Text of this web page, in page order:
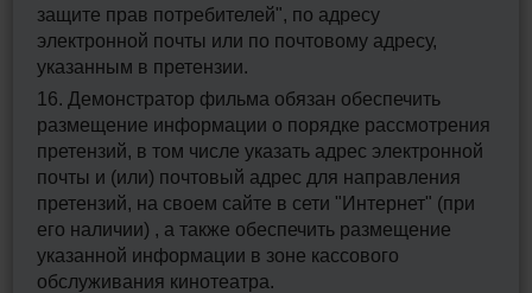
защите прав потребителей", по адресу
электронной почты или по почтовому адресу,
указанным в претензии.
16. Демонстратор фильма обязан обеспечить
размещение информации о порядке рассмотрения
претензий, в том числе указать адрес электронной
почты и (или) почтовый адрес для направления
претензий, на своем сайте в сети "Интернет" (при
его наличии) , а также обеспечить размещение
указанной информации в зоне кассового
обслуживания кинотеатра.